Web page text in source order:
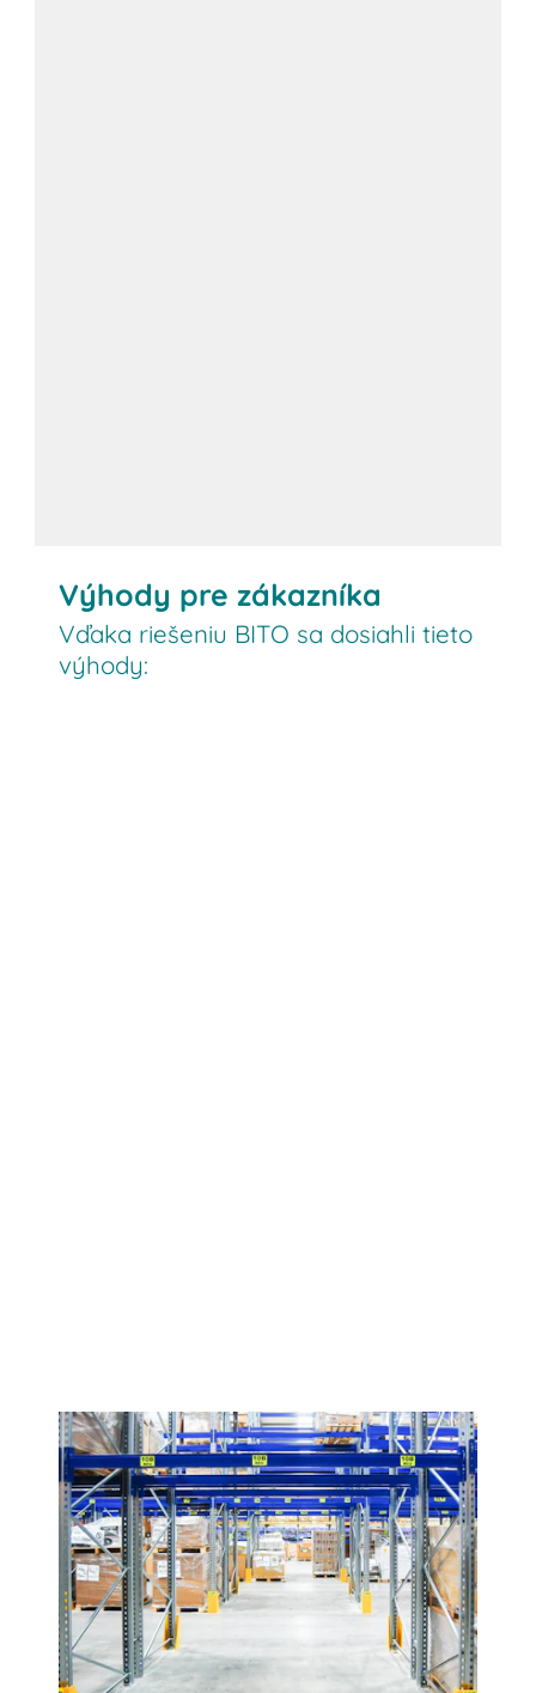
Výhody pre zákazníka
Vďaka riešeniu BITO sa dosiahli tieto
výhody: